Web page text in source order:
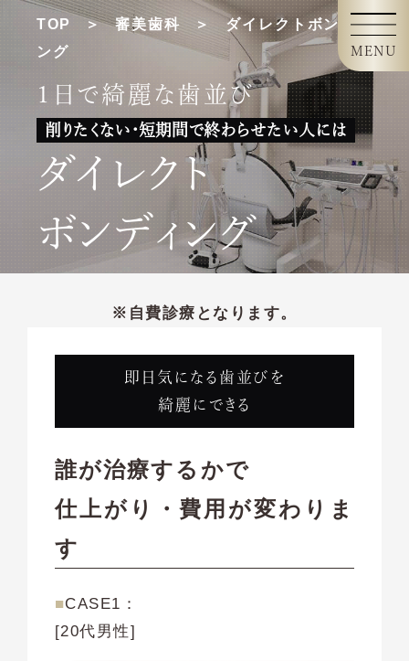
TOP 審美歯科
ダイレクトボンディ
ング
1日で綺麗な歯並び
削りたくない・短期間で終わらせたい人には
ダイレクト
ボンディング
※自費診療となります。
即日気になる歯並びを
綺麗にできる
誰が治療するかで
仕上がり・費用が変わりま
す
■CASE1：
[20代男性]
MENU